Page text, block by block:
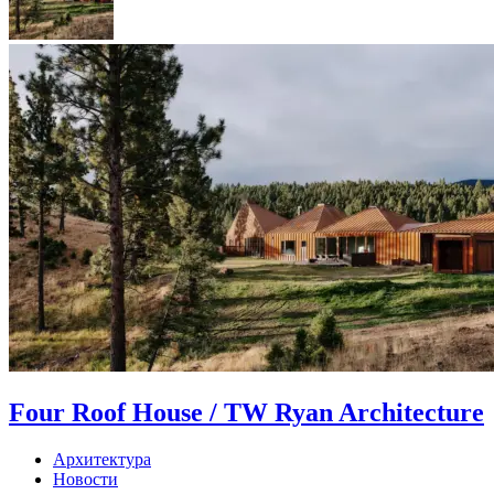
Four Roof House / TW Ryan Architecture
Архитектура
Новости